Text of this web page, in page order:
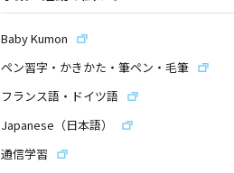
Baby Kumon
ペン習字・かきかた・筆ペン・毛筆
フランス語・ドイツ語
Japanese（日本語）
通信学習